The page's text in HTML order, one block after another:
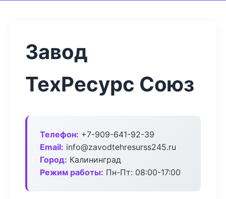
Завод
ТехРесурс Союз
Телефон: +7-909-641-92-39
Email: info@zavodtehresurss245.ru
Город: Калининград
Режим работы: Пн-Пт: 08:00-17:00